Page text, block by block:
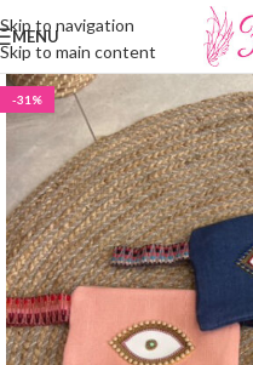
Skip to navigation
Skip to main content
MENU
-31%